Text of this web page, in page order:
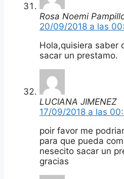
Rosa Noemi
20/09/2018 a las
Hola,quisiera saber
sacar un prestamo.
LUCIANA JIMENEZ
17/09/2018 a las
poir favor me
para que pueda
nesecito sacar un
gracias